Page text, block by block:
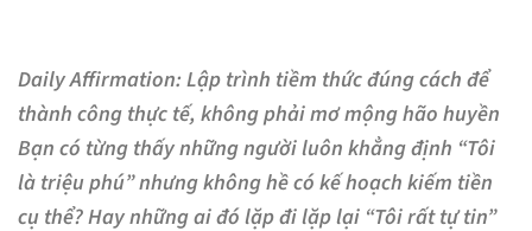
Daily Affirmation: Lập trình tiềm thức đúng cách để
thành công thực tế, không phải mơ mộng hão huyền
Bạn có từng thấy những người luôn khẳng định “Tôi
là triệu phú” nhưng không hề có kế hoạch kiếm tiền
cụ thể? Hay những ai đó lặp đi lặp lại “Tôi rất tự tin”